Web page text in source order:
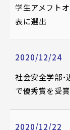
学生アメフト
表に選出
2020/12/24
社会安全学部・
で優秀賞を受賞
2020/12/22